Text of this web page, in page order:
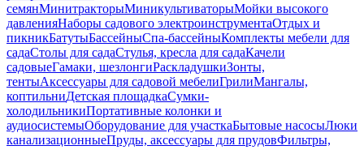
семянМинитракторыМиникультиваторыМойки высокого
давленияНаборы садового электроинструментаОтдых и
пикникБатутыБассейныСпа-бассейныКомплекты мебели для
садаСтолы для садаСтулья, кресла для садаКачели
садовыеГамаки, шезлонгиРаскладушкиЗонты,
тентыАксессуары для садовой мебелиГрилиМангалы,
коптильниДетская площадкаСумки-
холодильникиПортативные колонки и
аудиосистемыОборудование для участкаБытовые насосыЛюки
канализационныеПруды, аксессуары для прудовФильтры,